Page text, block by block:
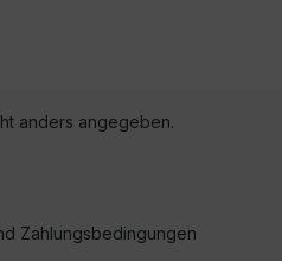
anders angegeben.
Zahlungsbedingungen